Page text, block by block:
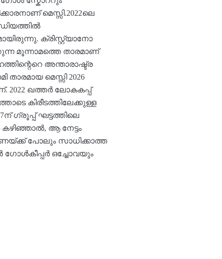
മെസ്സി.2022ലെ
ക്രിസ്റ്റ്യാനോ
മൂന്നാമത്തെ താരമാണ്
അന്താരാഷ്ട്ര
മെസ്സി 2026
2022 ഖത്തർ ലോകകപ്പ്
കിരീടത്തിലേക്കുള്ള
ഗ്രൂപ്പ് ഘട്ടത്തിലെ
ആ നേട്ടം
പോലും സാധിക്കാത്ത
ഒച്ചോവയും